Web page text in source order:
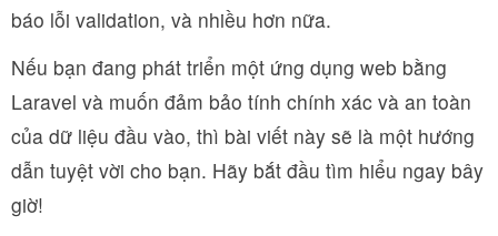
báo lỗi validation, và nhiều hơn nữa.
Nếu bạn đang phát triển một ứng dụng web bằng
Laravel và muốn đảm bảo tính chính xác và an toàn
của dữ liệu đầu vào, thì bài viết này sẽ là một hướng
dẫn tuyệt vời cho bạn. Hãy bắt đầu tìm hiểu ngay bây
giờ!